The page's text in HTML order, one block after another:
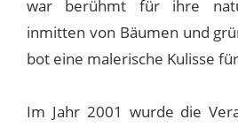
war berühmt für ihre
inmitten von Bäumen und
bot eine malerische Kulisse
Im Jahr 2001 wurde die